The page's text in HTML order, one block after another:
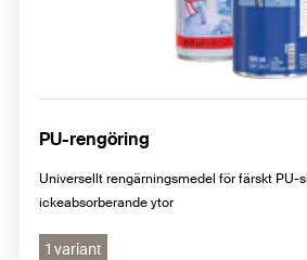
PU-rengöring
Universellt rengärningsmedel för färskt PU-
ickeabsorberande ytor
1 variant